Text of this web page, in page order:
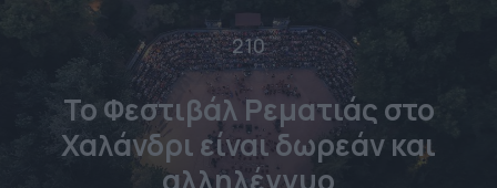
210
Το Φεστιβάλ Ρεματιάς στο
Χαλάνδρι είναι δωρεάν και